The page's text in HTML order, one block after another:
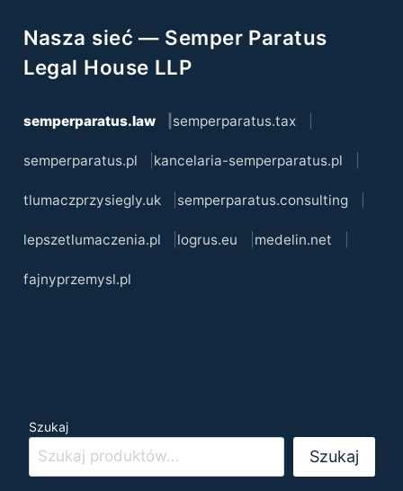
Nasza sieć — Semper Paratus
Legal House LLP
semperparatus.law semperparatus.tax
semperparatus.pl kancelaria-semperparatus.pl
tlumaczprzysiegly.uk semperparatus.consulting
lepszetlumaczenia.pl logrus.eu medelin.net
fajnyprzemysl.pl
Szukaj
Szukaj